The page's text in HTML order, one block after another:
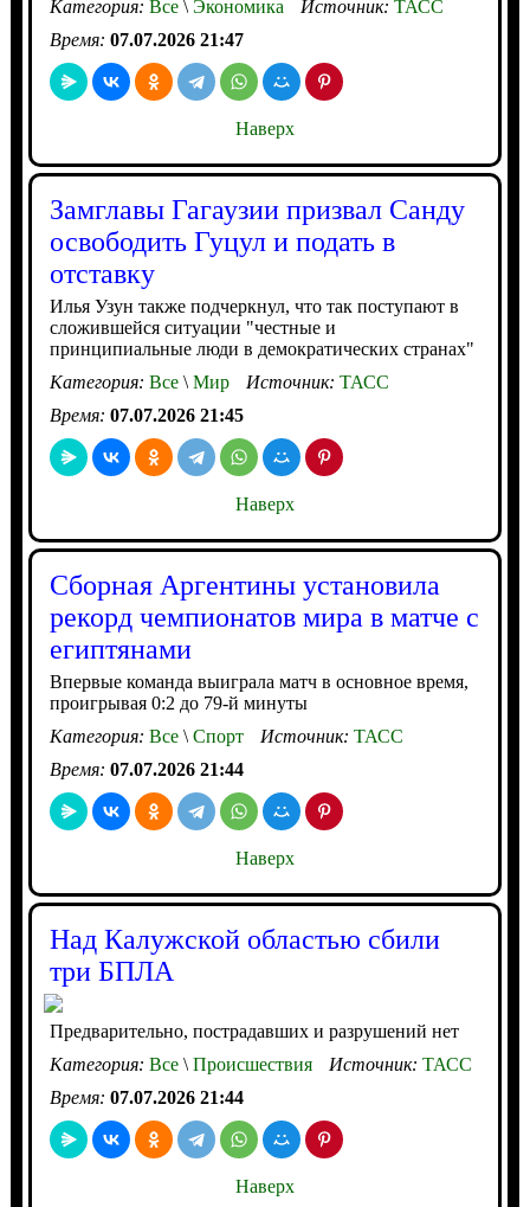
Категория: Все\Экономика Источник: ТАСС
Время: 07.07.2026 21:47
Наверх
Замглавы Гагаузии призвал Санду
освободить Гуцул и подать в
отставку
Илья Узун также подчеркнул, что так поступают в
сложившейся ситуации "честные и
принципиальные люди в демократических странах"
Категория: Все\Мир Источник: ТАСС
Время: 07.07.2026 21:45
Наверх
Сборная Аргентины установила
рекорд чемпионатов мира в матче с
египтянами
Впервые команда выиграла матч в основное время,
проигрывая 0:2 до 79-й минуты
Категория: Все\Спорт Источник: ТАСС
Время: 07.07.2026 21:44
Наверх
Над Калужской областью сбили
три БПЛА
Предварительно, пострадавших и разрушений нет
Категория: Все\Происшествия Источник: ТАСС
Время: 07.07.2026 21:44
Наверх